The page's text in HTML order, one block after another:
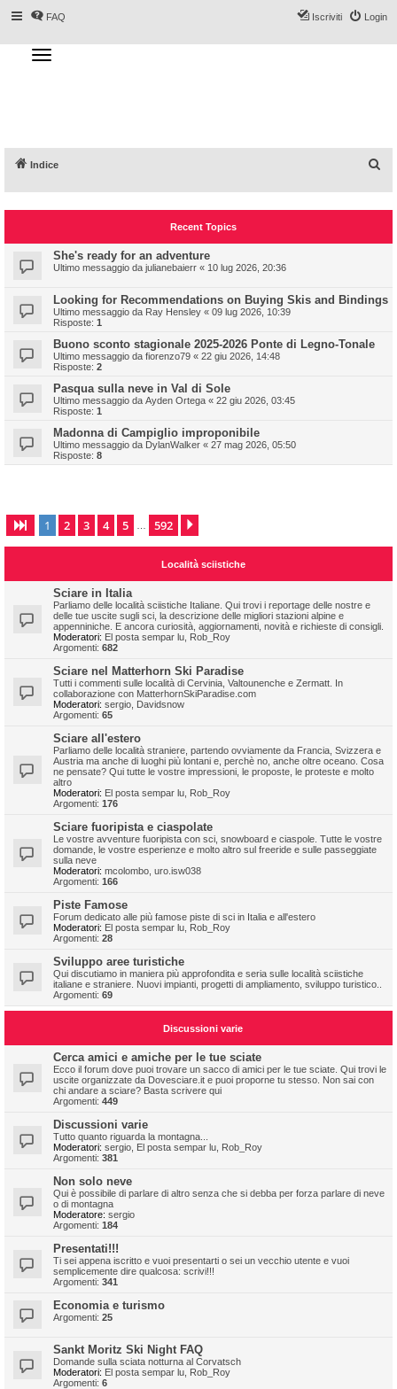
FAQ Login
Iscriviti
T
o
g
a
t
Indice
Recent Topics
She's ready for an adventure
Ultimo messaggio da julianebaierr « 10 lug 2026, 20:36
Looking for Recommendations on Buying Skis and Bindings
Ultimo messaggio da Ray Hensley « 09 lug 2026, 10:39
Risposte: 1
Buono sconto stagionale 2025-2026 Ponte di Legno-Tonale
Ultimo messaggio da fiorenzo79 « 22 giu 2026, 14:48
Risposte: 2
Pasqua sulla neve in Val di Sole
Ultimo messaggio da Ayden Ortega « 22 giu 2026, 03:45
Risposte: 1
Madonna di Campiglio improponibile
Ultimo messaggio da DylanWalker « 27 mag 2026, 05:50
Risposte: 8
Pagina di 592
1 2 3 4 5 592
Località sciistiche
Sciare in Italia
Parliamo delle località sciistiche Italiane. Qui trovi i reportage delle nostre e
delle tue uscite sugli sci, la descrizione delle migliori stazioni alpine e
appenniniche. E ancora curiosità, aggiornamenti, novità e richieste di consigli.
Moderatori: El posta sempar lu Rob_Roy
Argomenti: 682
Sciare nel Matterhorn Ski Paradise
Tutti i commenti sulle località di Cervinia, Valtounenche e Zermatt. In
collaborazione con MatterhornSkiParadise.com
Moderatori: sergio Davidsnow
Argomenti: 65
Sciare all'estero
Parliamo delle località straniere, partendo ovviamente da Francia, Svizzera e
Austria ma anche di luoghi più lontani e, perchè no, anche oltre oceano. Cosa
ne pensate? Qui tutte le vostre impressioni, le proposte, le proteste e molto
altro
Moderatori: El posta sempar lu Rob_Roy
Argomenti: 176
Sciare fuoripista e ciaspolate
Le vostre avventure fuoripista con sci, snowboard e ciaspole. Tutte le vostre
domande, le vostre esperienze e molto altro sul freeride e sulle passeggiate
sulla neve
Moderatori: mcolombo uro.isw038
Argomenti: 166
Piste Famose
Forum dedicato alle più famose piste di sci in Italia e all'estero
Moderatori: El posta sempar lu Rob_Roy
Argomenti: 28
Sviluppo aree turistiche
Qui discutiamo in maniera più approfondita e seria sulle località sciistiche
italiane e straniere. Nuovi impianti, progetti di ampliamento, sviluppo turistico..
Argomenti: 69
Discussioni varie
Cerca amici e amiche per le tue sciate
Ecco il forum dove puoi trovare un sacco di amici per le tue sciate. Qui trovi le
uscite organizzate da Dovesciare.it e puoi proporne tu stesso. Non sai con
chi andare a sciare? Basta scrivere qui
Argomenti: 449
Discussioni varie
Tutto quanto riguarda la montagna...
Moderatori: sergio El posta sempar lu Rob_Roy
Argomenti: 381
Non solo neve
Qui è possibile di parlare di altro senza che si debba per forza parlare di neve
o di montagna
Moderatore: sergio
Argomenti: 184
Presentati!!!
Ti sei appena iscritto e vuoi presentarti o sei un vecchio utente e vuoi
semplicemente dire qualcosa: scrivi!!!
Argomenti: 341
Economia e turismo
Argomenti: 25
Sankt Moritz Ski Night FAQ
Domande sulla sciata notturna al Corvatsch
Moderatori: El posta sempar lu Rob_Roy
Argomenti: 6